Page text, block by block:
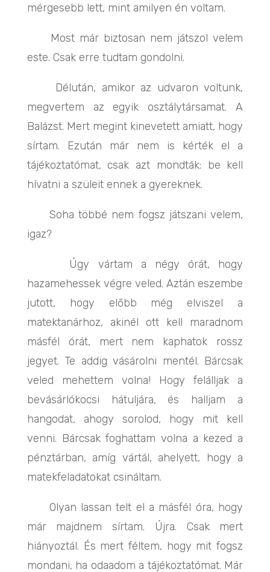
mérgesebb lett, mint amilyen én voltam.
Most már biztosan nem játszol velem
este. Csak erre tudtam gondolni.
Délután, amikor az udvaron voltunk,
megvertem az egyik osztálytársamat. A
Balázst. Mert megint kinevetett amiatt, hogy
sírtam. Ezután már nem is kérték el a
tájékoztatómat, csak azt mondták: be kell
hívatni a szüleit ennek a gyereknek.
Soha többé nem fogsz játszani velem,
igaz?
Úgy vártam a négy órát, hogy
hazamehessek végre veled. Aztán eszembe
jutott, hogy előbb még elviszel a
matektanárhoz, akinél ott kell maradnom
másfél órát, mert nem kaphatok rossz
jegyet. Te addig vásárolni mentél. Bárcsak
veled mehettem volna! Hogy felálljak a
bevásárlókocsi hátuljára, és halljam a
hangodat, ahogy sorolod, hogy mit kell
venni. Bárcsak foghattam volna a kezed a
pénztárban, amíg vártál, ahelyett, hogy a
matekfeladatokat csináltam.
Olyan lassan telt el a másfél óra, hogy
már majdnem sírtam. Újra. Csak mert
hiányoztál. És mert féltem, hogy mit fogsz
mondani, ha odaadom a tájékoztatómat. Már